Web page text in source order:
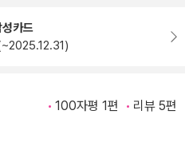
카드
100자평 1편 리뷰 5편